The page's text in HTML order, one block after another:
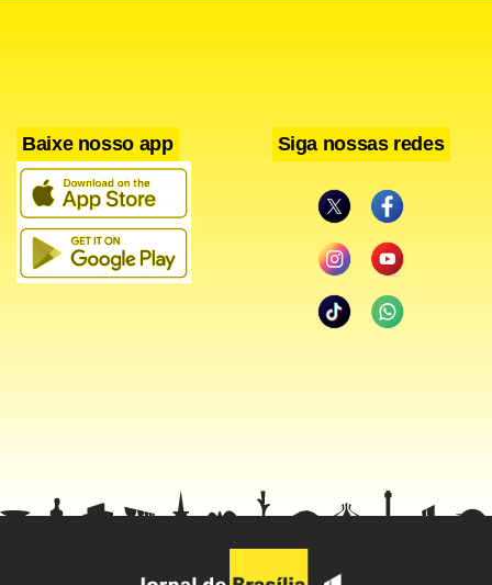
Baixe nosso app Siga nossas redes